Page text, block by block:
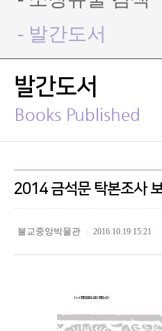
- 발간도서
발간도서
Books Published
2014 금석문 탁본조사
불교중앙박물관 2016.10.19 15:21